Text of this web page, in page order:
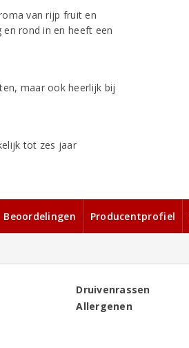
van rijp fruit en
en rond in en heeft een
maar ook heerlijk bij
tot zes jaar
Beoordelingen Producentprofiel
Druivenrassen
Allergenen